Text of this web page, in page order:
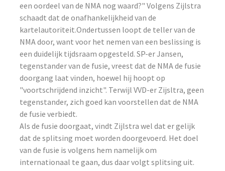
een oordeel van de NMA nog waard?" Volgens Zijlstra
schaadt dat de onafhankelijkheid van de
kartelautoriteit.Ondertussen loopt de teller van de
NMA door, want voor het nemen van een beslissing is
een duidelijk tijdsraam opgesteld. SP-er Jansen,
tegenstander van de fusie, vreest dat de NMA de fusie
doorgang laat vinden, hoewel hij hoopt op
"voortschrijdend inzicht". Terwijl VVD-er Zijsltra, geen
tegenstander, zich goed kan voorstellen dat de NMA
de fusie verbiedt.
Als de fusie doorgaat, vindt Zijlstra wel dat er gelijk
dat de splitsing moet worden doorgevoerd. Het doel
van de fusie is volgens hem namelijk om
internationaal te gaan, dus daar volgt splitsing uit.